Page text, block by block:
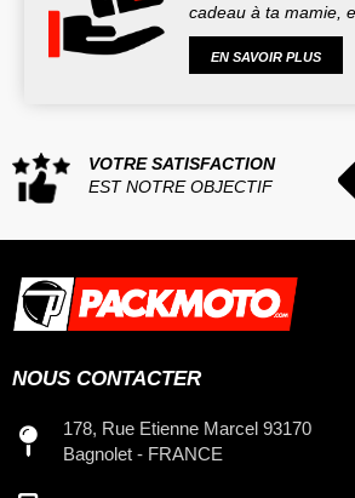
cadeau à ta mamie,
EN SAVOIR PLUS
VOTRE SATISFACTION
EST NOTRE OBJECTIF
NOUS CONTACTER
178, Rue Etienne Marcel 93170
Bagnolet - FRANCE